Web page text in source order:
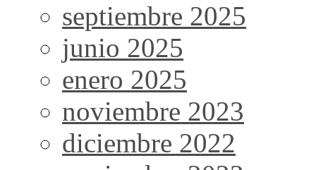
septiembre 2025
junio 2025
enero 2025
noviembre 2023
diciembre 2022